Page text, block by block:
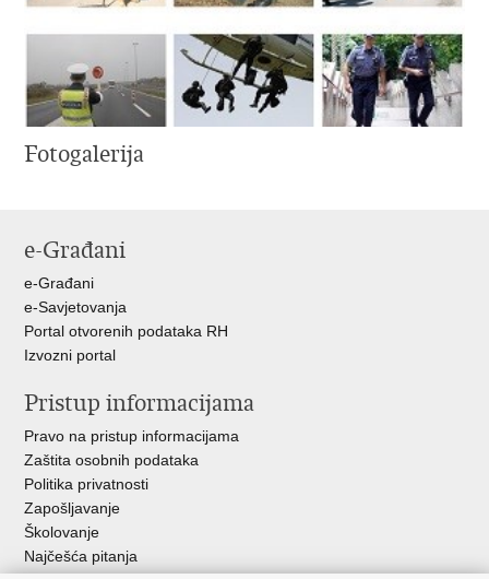
Fotogalerija
e-Građani
e-Građani
e-Savjetovanja
Portal otvorenih podataka RH
Izvozni portal
Pristup informacijama
Pravo na pristup informacijama
Zaštita osobnih podataka
Politika privatnosti
Zapošljavanje
Školovanje
Najčešća pitanja